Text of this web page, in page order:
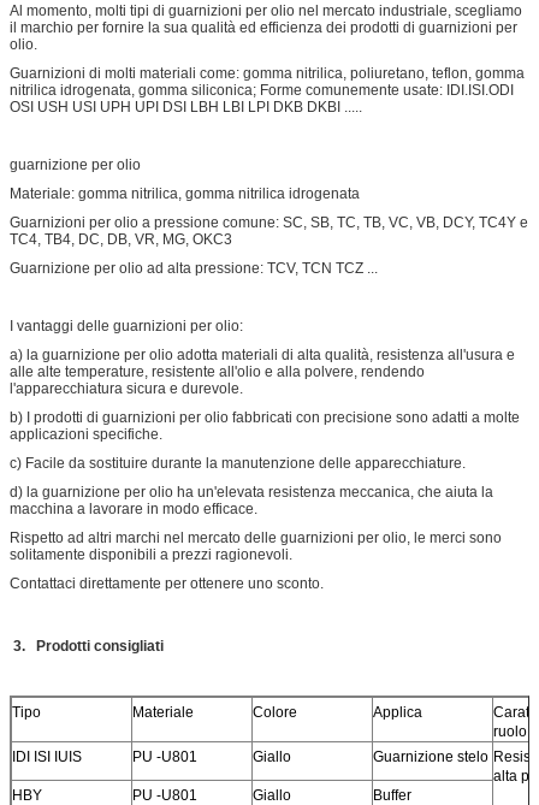
Al momento, molti tipi di guarnizioni per olio nel mercato industriale, scegliamo
il marchio per fornire la sua qualità ed efficienza dei prodotti di guarnizioni per
olio.
Guarnizioni di molti materiali come: gomma nitrilica, poliuretano, teflon, gomma
nitrilica idrogenata, gomma siliconica; Forme comunemente usate: IDI.ISI.ODI
OSI USH USI UPH UPI DSI LBH LBI LPI DKB DKBI .....
guarnizione per olio
Materiale: gomma nitrilica, gomma nitrilica idrogenata
Guarnizioni per olio a pressione comune: SC, SB, TC, TB, VC, VB, DCY, TC4Y e
TC4, TB4, DC, DB, VR, MG, OKC3
Guarnizione per olio ad alta pressione: TCV, TCN TCZ ...
I vantaggi delle guarnizioni per olio:
a) la guarnizione per olio adotta materiali di alta qualità, resistenza all'usura e
alle alte temperature, resistente all'olio e alla polvere, rendendo
l'apparecchiatura sicura e durevole.
b) I prodotti di guarnizioni per olio fabbricati con precisione sono adatti a molte
applicazioni specifiche.
c) Facile da sostituire durante la manutenzione delle apparecchiature.
d) la guarnizione per olio ha un'elevata resistenza meccanica, che aiuta la
macchina a lavorare in modo efficace.
Rispetto ad altri marchi nel mercato delle guarnizioni per olio, le merci sono
solitamente disponibili a prezzi ragionevoli.
Contattaci direttamente per ottenere uno sconto.
3. Prodotti consigliati
Tipo Materiale Colore Applica
ruolo
IDI ISI IUIS
PU -U801 Giallo Guarnizione stelo
alta
HBY
PU -U801 Giallo Buffer